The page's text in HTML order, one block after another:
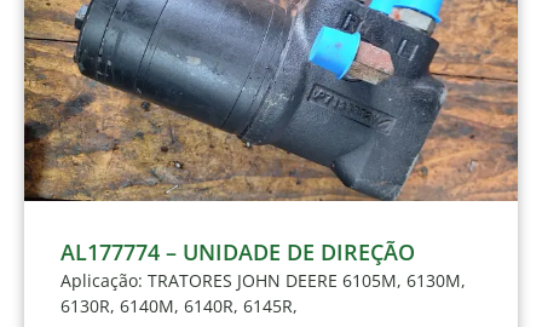
AL177774 – UNIDADE DE DIREÇÃO
Aplicação: TRATORES JOHN DEERE 6105M, 6130M,
6130R, 6140M, 6140R, 6145R,